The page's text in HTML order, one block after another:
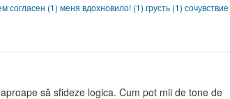
согласен (1) меня вдохновило! (1) грусть (1) сочувствие
să sfideze logica. Cum pot mii de tone de